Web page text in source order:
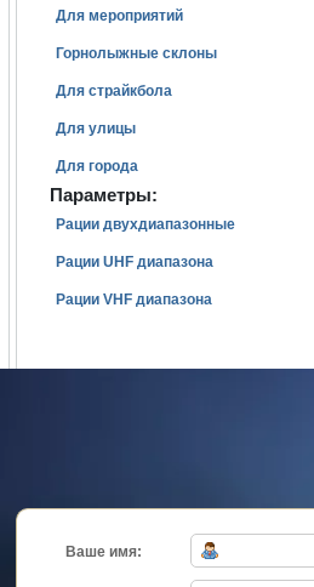
Для мероприятий
Горнолыжные склоны
Для страйкбола
Для улицы
Для города
Параметры:
Рации двухдиапазонные
Рации UHF диапазона
Рации VHF диапазона
Ваше имя: